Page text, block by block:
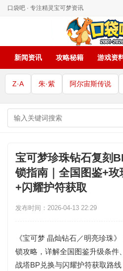
口袋吧 · 专注精灵宝可梦资讯
新闻资讯 攻略秘籍 游戏资
Z·A 朱·紫 阿尔宙斯传说
宝可梦珍珠钻石复刻
锁指南｜全国图鉴+
+闪耀护符获取
发布时间：2026-04-13 22:29
《宝可梦 晶灿钻石／明亮珍珠
锁攻略，详解全国图鉴升级条件
战塔BP兑换与闪耀护符获取路